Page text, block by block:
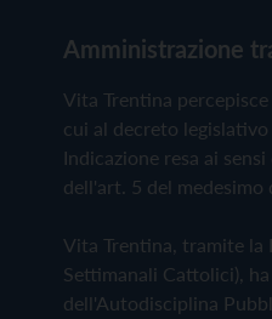
Amministrazione
Vita Trentina
cui al decreto
Indicazione resa ai
dell'art. 5 del medesimo
Vita Trentina, tramite la
Settimanali Cattolici),
dell'Autodisciplina